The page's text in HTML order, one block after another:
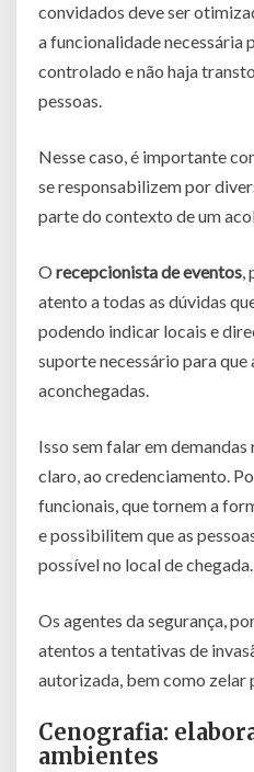
convidados deve ser
a funcionalidade necessária
controlado e não haja
pessoas.
Nesse caso, é importante
se responsabilizem por
parte do contexto de um
O recepcionista de eventos,
atento a todas as dúvidas
podendo indicar locais e
suporte necessário para que
aconchegadas.
Isso sem falar em
claro, ao credenciamento.
funcionais, que tornem a
e possibilitem que as
possível no local de chegada.
Os agentes da segurança,
atentos a tentativas de
autorizada, bem como zelar
Cenografia:
ambientes